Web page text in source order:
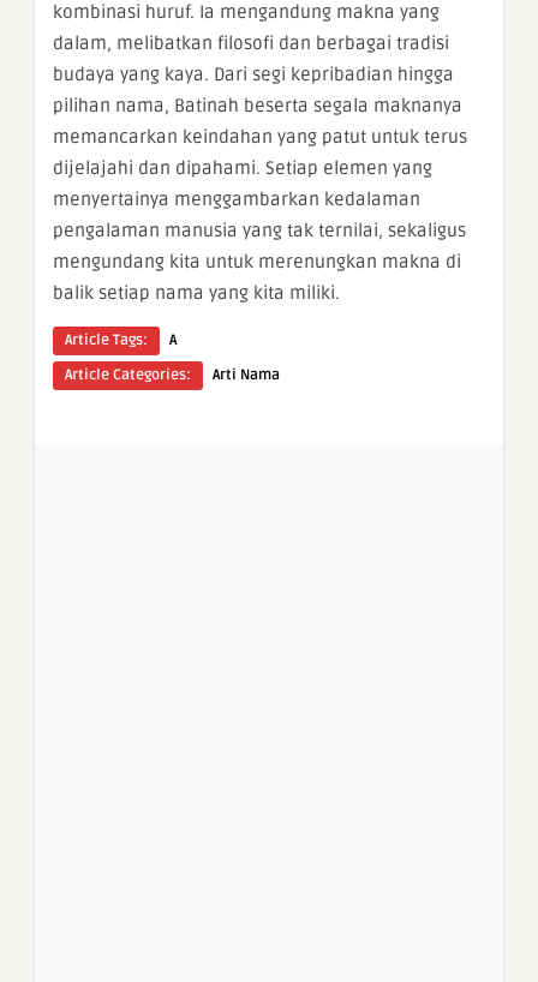
kombinasi huruf. Ia mengandung makna yang
dalam, melibatkan filosofi dan berbagai tradisi
budaya yang kaya. Dari segi kepribadian hingga
pilihan nama, Batinah beserta segala maknanya
memancarkan keindahan yang patut untuk terus
dijelajahi dan dipahami. Setiap elemen yang
menyertainya menggambarkan kedalaman
pengalaman manusia yang tak ternilai, sekaligus
mengundang kita untuk merenungkan makna di
balik setiap nama yang kita miliki.
Article Tags:
A
Article Categories:
Arti Nama